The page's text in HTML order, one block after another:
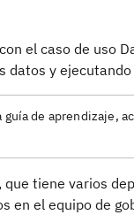
el caso de uso
y
de aprendizaje,
tiene varios
el equipo de